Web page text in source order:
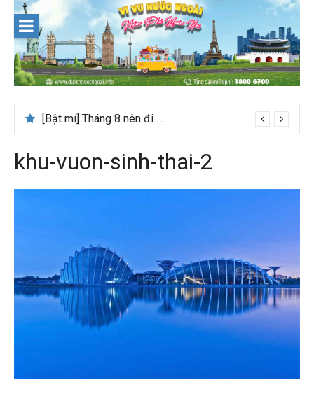
content
[Bật mí] Tháng 8 nên đi nước nào đẹp? Gợi ý 5+ tọa độ hot 2026
Kinh nghiệm du lịch Trung Á lần đầu cho khách Việt
khu-vuon-sinh-thai-2